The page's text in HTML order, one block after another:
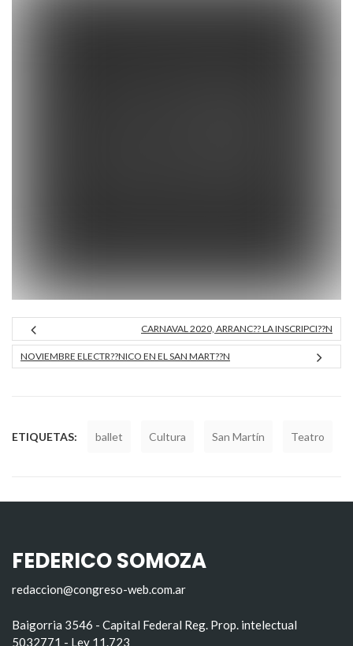
CARNAVAL 2020, ARRANC?? LA INSCRIPCI??N
NOVIEMBRE ELECTR??NICO EN EL SAN MART??N
ETIQUETAS: ballet Cultura San Martín Teatro
FEDERICO SOMOZA
redaccion@congreso-web.com.ar
Baigorria 3546 - Capital Federal Reg. Prop. intelectual
5032771 - Ley 11.723